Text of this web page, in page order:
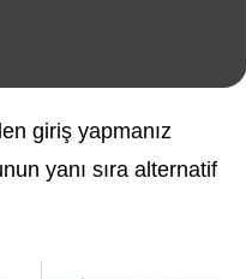
giriş yapmanız
yanı sıra alternatif